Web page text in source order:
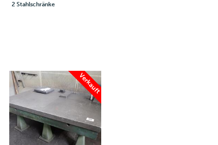
2 Stahlschränke
Verkauft